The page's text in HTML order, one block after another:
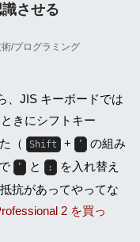
させる
/プログラミング
、JIS キーボードでは
きにシフトキー
（ Shift + ’
の組み
’ と :
を入れ替え
抗があってやってな
2 を買っ